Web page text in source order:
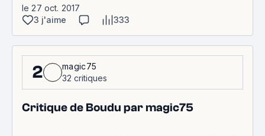
le 27 oct. 2017
3 j'aime
333
2
magic75
32 critiques
Critique de Boudu par magic75